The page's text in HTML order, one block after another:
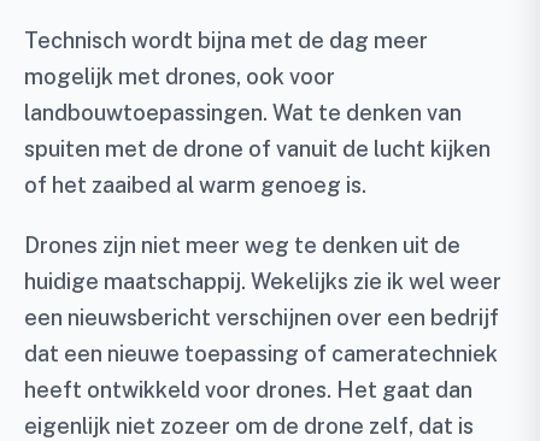
Technisch wordt bijna met de dag meer
mogelijk met drones, ook voor
landbouwtoepassingen. Wat te denken van
spuiten met de drone of vanuit de lucht kijken
of het zaaibed al warm genoeg is.
Drones zijn niet meer weg te denken uit de
huidige maatschappij. Wekelijks zie ik wel weer
een nieuwsbericht verschijnen over een bedrijf
dat een nieuwe toepassing of cameratechniek
heeft ontwikkeld voor drones. Het gaat dan
eigenlijk niet zozeer om de drone zelf, dat is